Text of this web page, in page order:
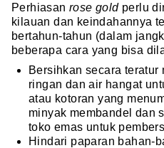
Perhiasan rose goldperlu
kilauan dan keindahannya
bertahun-tahun (dalam
beberapa cara yang bisa
Bersihkan secara teratur
ringan dan air hangat
atau kotoran yang
minyak membandel dan
toko emas untuk
Hindari paparan bahan-